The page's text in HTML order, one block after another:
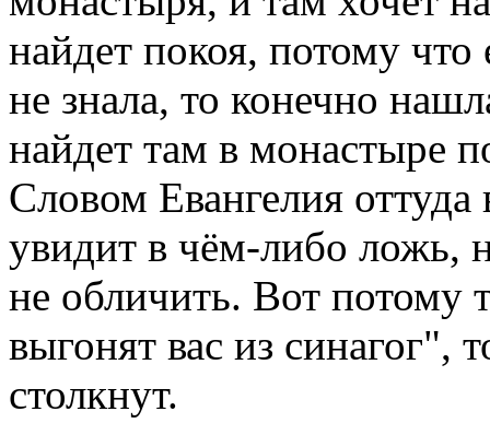
найдет покоя, потому
не знала, то конечно
найдет там в монастыре
Словом Евангелия
увидит в чём-либо ложь,
не обличить. Вот потому
выгонят вас из синагог",
столкнут.